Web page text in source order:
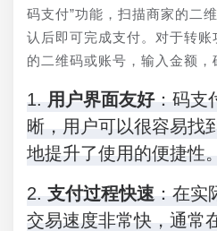
码支付”功能，扫描商家的二
认后即可完成支付。对于转
的二维码或账号，输入金额，
1. 用户界面友好：码支
晰，用户可以很容易找
地提升了使用的便捷性。
2. 支付过程快速 ：在
交易速度非常快，通常